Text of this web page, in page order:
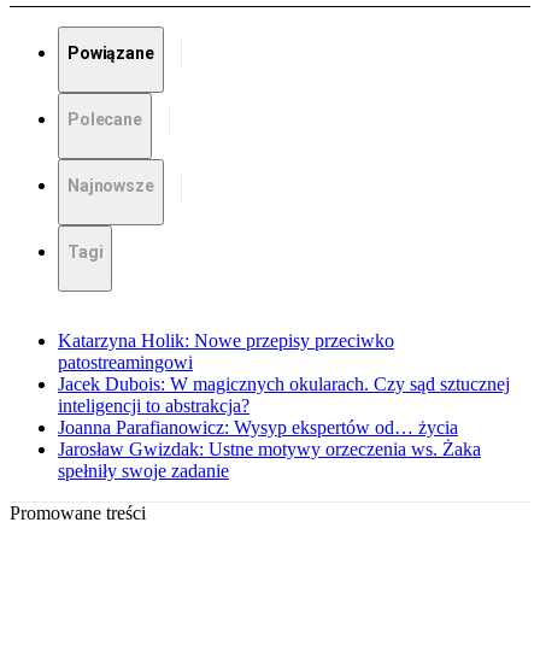
Powiązane
Polecane
Najnowsze
Tagi
Katarzyna Holik: Nowe przepisy przeciwko
patostreamingowi
Jacek Dubois: W magicznych okularach. Czy sąd sztucznej
inteligencji to abstrakcja?
Joanna Parafianowicz: Wysyp ekspertów od… życia
Jarosław Gwizdak: Ustne motywy orzeczenia ws. Żaka
spełniły swoje zadanie
Promowane treści